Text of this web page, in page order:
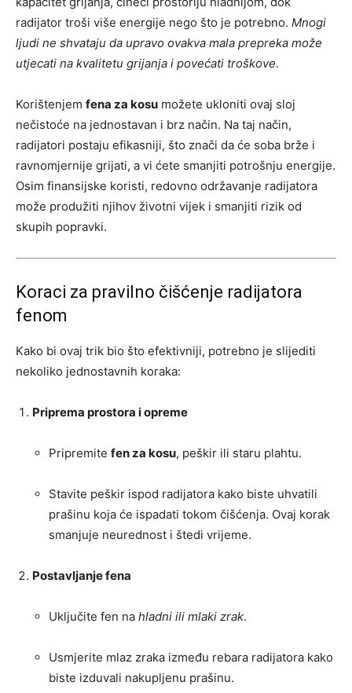
radijator troši više energije nego što je potrebno. Mnogi
ljudi ne shvataju da upravo ovakva mala prepreka može
utjecati na kvalitetu grijanja i povećati troškove.
Korištenjem fena za kosu možete ukloniti ovaj sloj
nečistoće na jednostavan i brz način. Na taj način,
radijatori postaju efikasniji, što znači da će soba brže i
ravnomjernije grijati, a vi ćete smanjiti potrošnju energije.
Osim finansijske koristi, redovno održavanje radijatora
može produžiti njihov životni vijek i smanjiti rizik od
skupih popravki.
Koraci za pravilno čišćenje radijatora
fenom
Kako bi ovaj trik bio što efektivniji, potrebno je slijediti
nekoliko jednostavnih koraka:
Priprema prostora i opreme
Pripremite fen za kosu, peškir ili staru plahtu.
Stavite peškir ispod radijatora kako biste uhvatili
prašinu koja će ispadati tokom čišćenja. Ovaj korak
smanjuje neurednost i štedi vrijeme.
Postavljanje fena
Uključite fen na hladni ili mlaki zrak.
Usmjerite mlaz zraka između rebara radijatora kako
biste izduvali nakupljenu prašinu.